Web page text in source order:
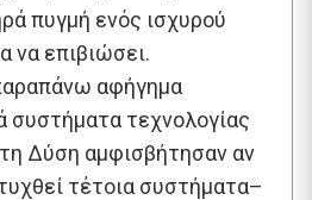
πυγμή ενός ισχυρού
να επιβιώσει.
αφήγημα
συστήματα τεχνολογίας
Δύση αμφισβήτησαν αν
τέτοια συστήματα–